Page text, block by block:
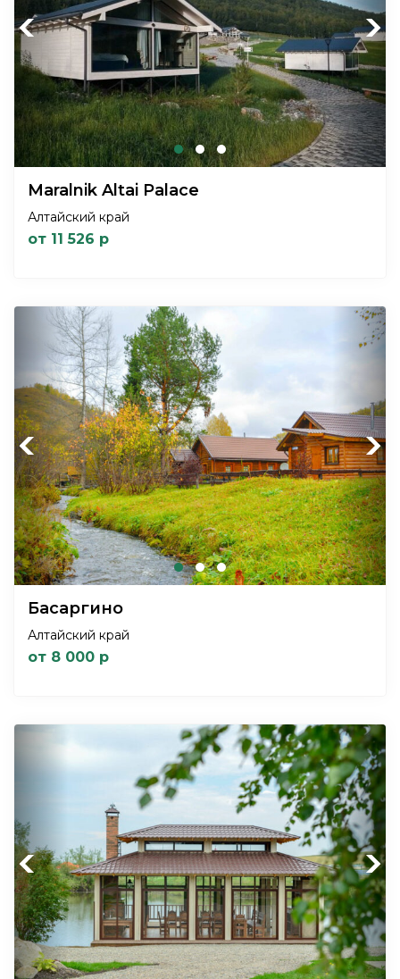
Previous Next
Maralnik Altai Palace
Алтайский край
от 11 526 р
Previous Next
Басаргино
Алтайский край
от 8 000 р
Previous Next